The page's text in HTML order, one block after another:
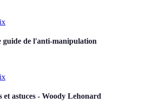
guide de l'anti-manipulation
astuces - Woody Lehonard